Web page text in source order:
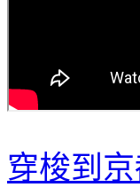
穿梭到